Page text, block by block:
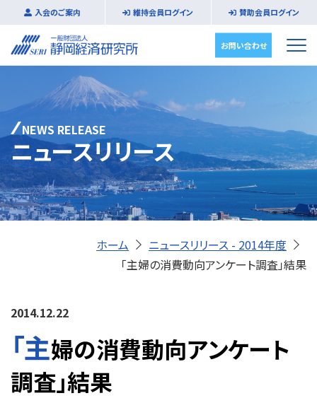
入会のご案内 維持会員ログイン 賛助会員ログイン
お問い合わせ
NEWS RELEASE
ニュースリリース
ホーム
ニュースリリース - 2014年度
「主婦の消費動向アンケート調査」結果
2014.12.22
「主婦の消費動向アンケート
調査」結果